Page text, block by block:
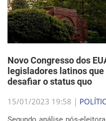
Novo Congresso dos
legisladores latinos
desafiar o status quo
15/01/2023 19:58 |